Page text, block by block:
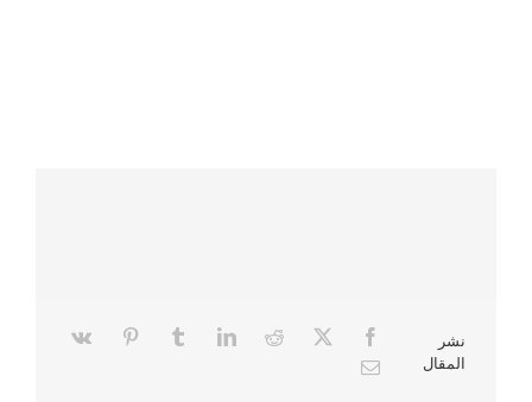
نشر
المقال